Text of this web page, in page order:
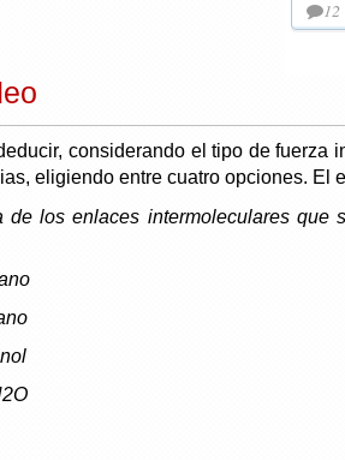
12
considerando el tipo de
eligiendo entre cuatro opciones. El
de los enlaces intermoleculares